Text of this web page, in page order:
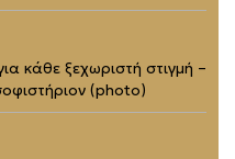
κάθε ξεχωριστή στιγμή –
(photo)